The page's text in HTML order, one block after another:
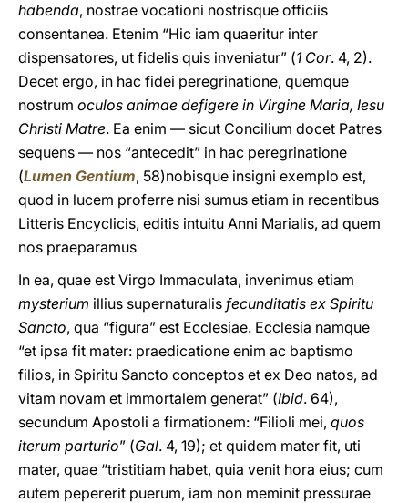
habenda, nostrae vocationi nostrisque officiis
consentanea. Etenim “Hic iam quaeritur inter
dispensatores, ut fidelis quis inveniatur” (1 Cor. 4, 2).
Decet ergo, in hac fidei peregrinatione, quemque
nostrum oculos animae defigere in Virgine Maria, Iesu
Christi Matre. Ea enim — sicut Concilium docet Patres
sequens — nos “antecedit” in hac peregrinatione
(Lumen Gentium, 58)nobisque insigni exemplo est,
quod in lucem proferre nisi sumus etiam in recentibus
Litteris Encyclicis, editis intuitu Anni Marialis, ad quem
nos praeparamus
In ea, quae est Virgo Immaculata, invenimus etiam
mysterium illius supernaturalis fecunditatis ex Spiritu
Sancto, qua “figura” est Ecclesiae. Ecclesia namque
“et ipsa fit mater: praedicatione enim ac baptismo
filios, in Spiritu Sancto conceptos et ex Deo natos, ad
vitam novam et immortalem generat” (Ibid. 64),
secundum Apostoli a firmationem: “Filioli mei, quos
iterum parturio” (Gal. 4, 19); et quidem mater fit, uti
mater, quae “tristitiam habet, quia venit hora eius; cum
autem pepererit puerum, iam non meminit pressurae